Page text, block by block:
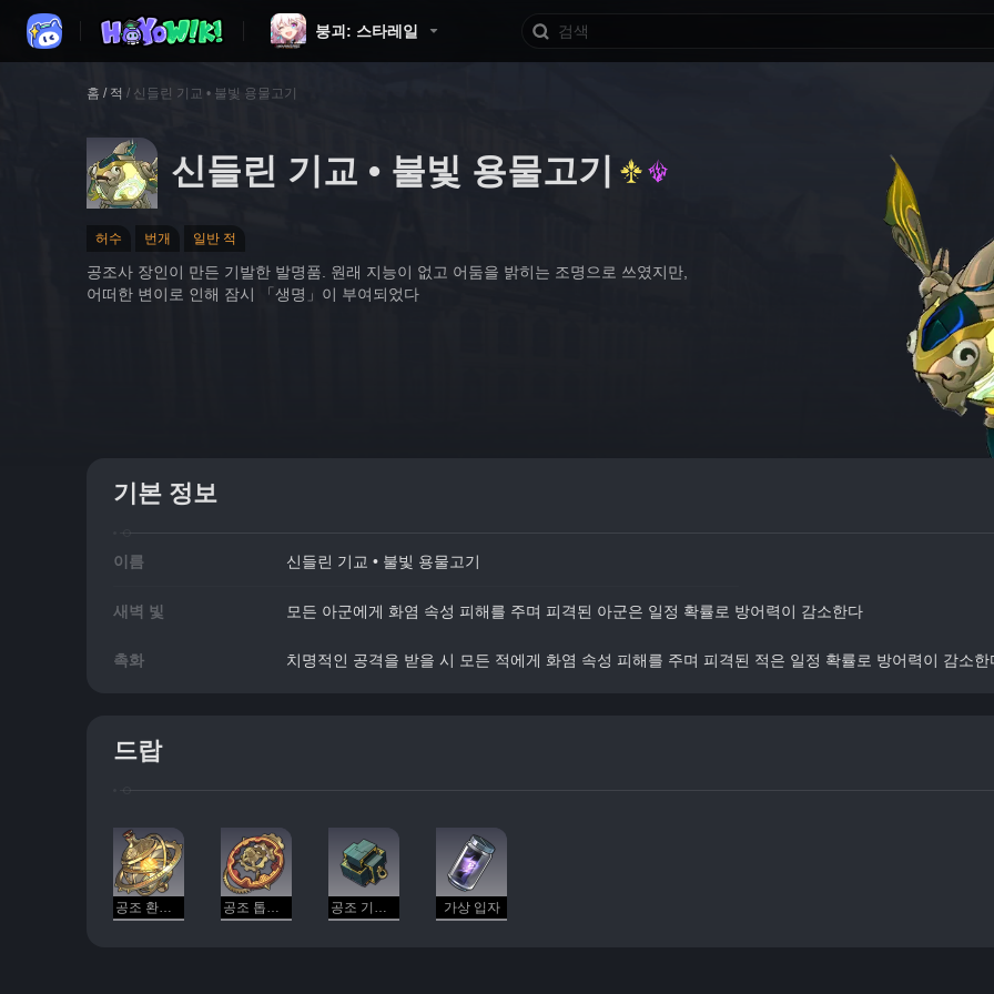
붕괴: 스타레일
홈 / 적 / 신들린 기교 • 불빛 용물고기
신들린 기교 • 불빛 용물고기
허수 번개 일반 적
공조사 장인이 만든 기발한 발명품. 원래 지능이 없고 어둠을 밝히는 조명으로 쓰였지만,
어떠한 변이로 인해 잠시 「생명」이 부여되었다
기본 정보
이름 신들린 기교 • 불빛 용물고기
새벽 빛 모든 아군에게 화염 속성 피해를 주며 피격된 아군은 일정 확률로 방어력이 감소한다
촉화 치명적인 공격을 받을 시 모든 적에게 화염 속성 피해를 주며 피격된 적은 일정 확률로 방어력이 감소한
드랍
공조 환류 심장 공조 톱니바퀴 공조 기계 부품 가상 입자